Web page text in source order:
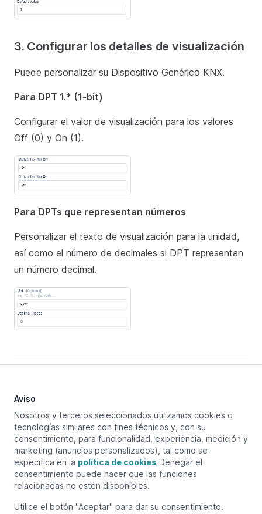
3. Configurar los detalles de visualización
Puede personalizar su Dispositivo Genérico KNX.
Para DPT 1.* (1-bit)
Configurar el valor de visualización para los valores
Off (0) y On (1).
Para DPTs que representan números
Personalizar el texto de visualización para la unidad,
así como el número de decimales si DPT representan
un número decimal.
Matter
Debido a las limitaciones del actual estándar Matter,
este dispositivo no puede conectarse a Matter y sólo
está disponible dentro del ecosistema 1Home.
Aviso
Nosotros y terceros seleccionados utilizamos cookies o
tecnologías similares con fines técnicos y, con su
consentimiento, para funcionalidad, experiencia, medición y
marketing (anuncios personalizados), tal como se
especifica en la política de cookies Denegar el
consentimiento puede hacer que las funciones
relacionadas no estén disponibles.
Utilice el botón "Aceptar" para dar su consentimiento.